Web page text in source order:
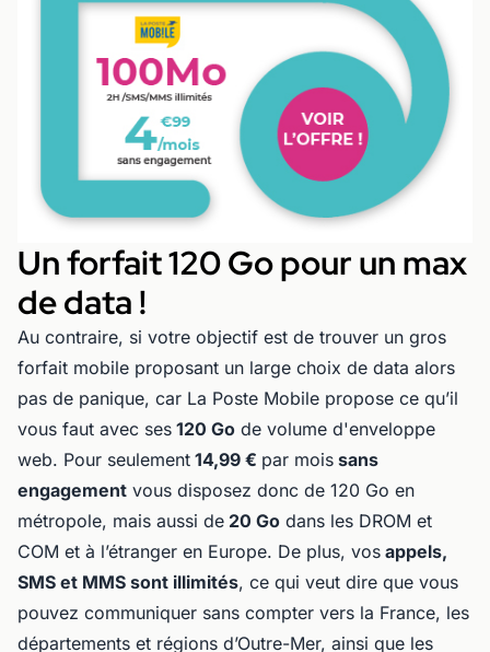
Un forfait 120 Go pour un max
de data !
Au contraire, si votre objectif est de trouver un gros
forfait mobile proposant un large choix de data alors
pas de panique, car La Poste Mobile propose ce qu’il
vous faut avec ses 120 Go de volume d'enveloppe
web. Pour seulement 14,99 € par mois sans
engagement vous disposez donc de 120 Go en
métropole, mais aussi de 20 Go dans les DROM et
COM et à l’étranger en Europe. De plus, vos appels,
SMS et MMS sont illimités, ce qui veut dire que vous
pouvez communiquer sans compter vers la France, les
départements et régions d’Outre-Mer, ainsi que les